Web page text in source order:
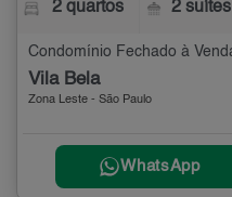
2 quartos 2 suítes
Vila Bela
Zona Leste - São Paulo
WhatsApp